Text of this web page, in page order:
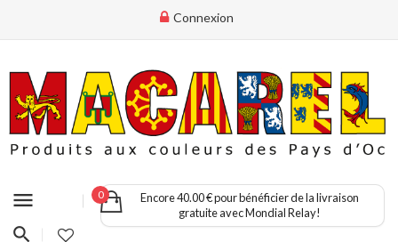
Connexion
menu 0
Encore 40.00 € pour bénéficier de la livraison
gratuite avec Mondial Relay!